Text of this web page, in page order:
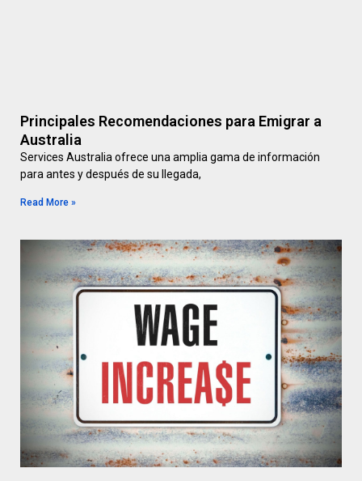
Principales Recomendaciones para Emigrar a
Australia
Services Australia ofrece una amplia gama de información
para antes y después de su llegada,
Read More »